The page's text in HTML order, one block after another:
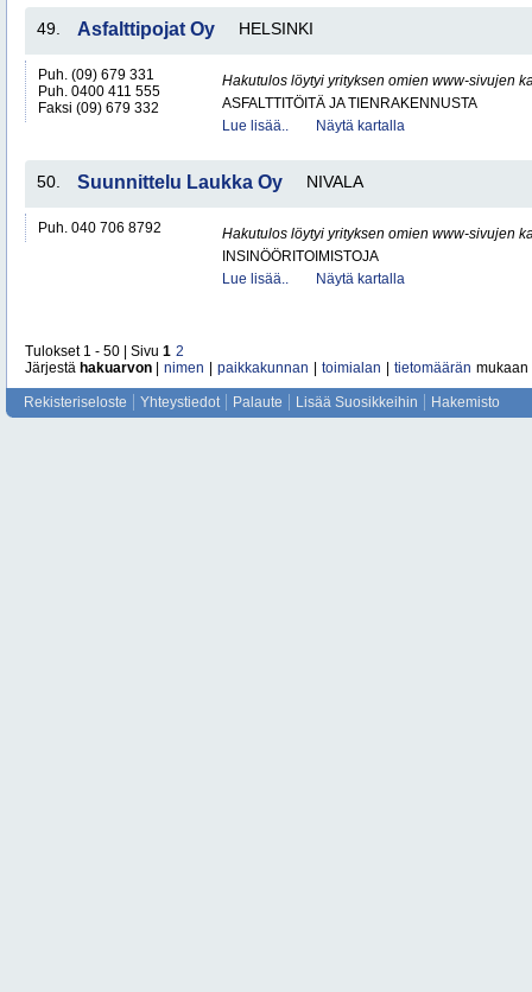
49. Asfalttipojat Oy HELSINKI
Puh. (09) 679 331
Puh. 0400 411 555
Faksi (09) 679 332
Hakutulos löytyi yrityksen omien www-sivujen
ASFALTTITÖITÄ JA TIENRAKENNUSTA
Lue lisää..
Näytä kartalla
50. Suunnittelu Laukka Oy NIVALA
Puh. 040 706 8792
Hakutulos löytyi yrityksen omien www-sivujen
INSINÖÖRITOIMISTOJA
Lue lisää..
Näytä kartalla
Tulokset 1 - 50 | Sivu 1 2
Järjestä hakuarvon nimen paikkakunnan toimialan tietomäärän mukaan
Rekisteriseloste Yhteystiedot Palaute Lisää Suosikkeihin Hakemisto